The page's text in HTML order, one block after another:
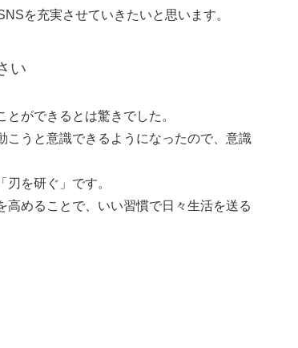
を充実させていきたいと思います。
い
ができるとは驚きでした。
こうと意識できるようになったので、意識
を研ぐ」です。
めることで、いい習慣で日々生活を送る